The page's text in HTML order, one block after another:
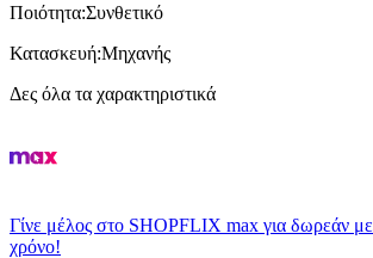
Ποιότητα:Συνθετικό
Κατασκευή:Μηχανής
Δες όλα τα χαρακτηριστικά
Γίνε μέλος στο SHOPFLIX max για δωρεάν
χρόνο!